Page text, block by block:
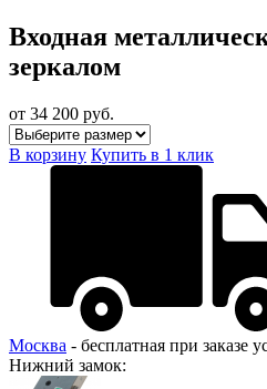
Входная
зеркалом
от 34 200 руб.
В корзину Купить в 1 клик
Москва - бесплатная при заказе
Нижний замок: